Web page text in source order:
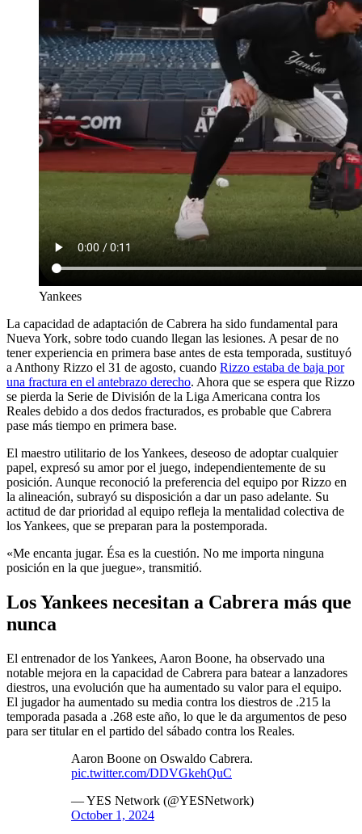
Yankees
La capacidad de adaptación de Cabrera ha sido fundamental para
Nueva York, sobre todo cuando llegan las lesiones. A pesar de no
tener experiencia en primera base antes de esta temporada, sustituyó
a Anthony Rizzo el 31 de agosto, cuando Rizzo estaba de baja por
una fractura en el antebrazo derecho. Ahora que se espera que Rizzo
se pierda la Serie de División de la Liga Americana contra los
Reales debido a dos dedos fracturados, es probable que Cabrera
pase más tiempo en primera base.
El maestro utilitario de los Yankees, deseoso de adoptar cualquier
papel, expresó su amor por el juego, independientemente de su
posición. Aunque reconoció la preferencia del equipo por Rizzo en
la alineación, subrayó su disposición a dar un paso adelante. Su
actitud de dar prioridad al equipo refleja la mentalidad colectiva de
los Yankees, que se preparan para la postemporada.
«Me encanta jugar. Ésa es la cuestión. No me importa ninguna
posición en la que juegue», transmitió.
Los Yankees necesitan a Cabrera más que
nunca
El entrenador de los Yankees, Aaron Boone, ha observado una
notable mejora en la capacidad de Cabrera para batear a lanzadores
diestros, una evolución que ha aumentado su valor para el equipo.
El jugador ha aumentado su media contra los diestros de .215 la
temporada pasada a .268 este año, lo que le da argumentos de peso
para ser titular en el partido del sábado contra los Reales.
Aaron Boone on Oswaldo Cabrera.
pic.twitter.com/DDVGkehQuC
— YES Network (@YESNetwork)
October 1, 2024